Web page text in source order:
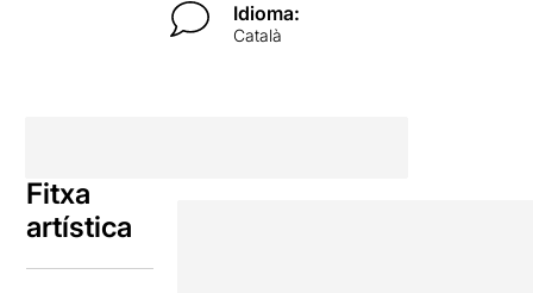
Idioma:
Català
Fitxa
artística